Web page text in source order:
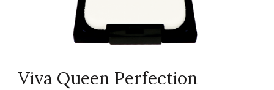
Viva Queen Perfection